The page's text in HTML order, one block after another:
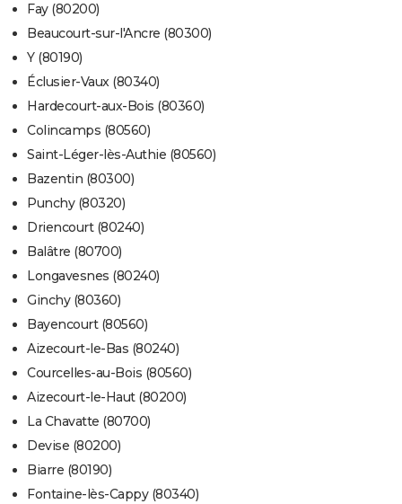
Fay (80200)
Beaucourt-sur-l'Ancre (80300)
Y (80190)
Éclusier-Vaux (80340)
Hardecourt-aux-Bois (80360)
Colincamps (80560)
Saint-Léger-lès-Authie (80560)
Bazentin (80300)
Punchy (80320)
Driencourt (80240)
Balâtre (80700)
Longavesnes (80240)
Ginchy (80360)
Bayencourt (80560)
Aizecourt-le-Bas (80240)
Courcelles-au-Bois (80560)
Aizecourt-le-Haut (80200)
La Chavatte (80700)
Devise (80200)
Biarre (80190)
Fontaine-lès-Cappy (80340)